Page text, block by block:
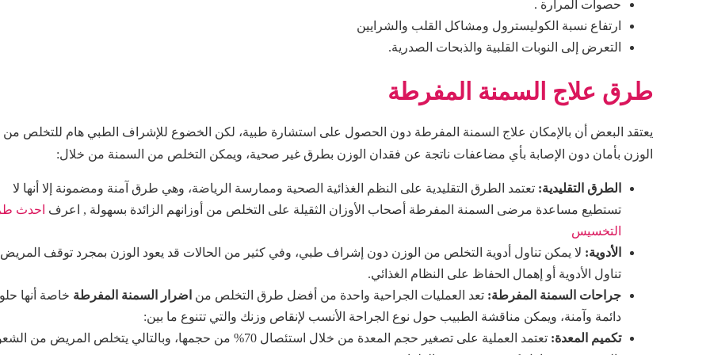
حصوات المرارة .
ارتفاع نسبة الكوليسترول ومشاكل القلب والشرايين
التعرض إلى النوبات القلبية والذبحات الصدرية.
طرق علاج السمنة المفرطة
يعتقد البعض أن بالإمكان علاج السمنة المفرطة دون الحصول على استشارة طبية، لكن الخضوع للإشراف الطبي هام للتخلص من
الوزن بأمان دون الإصابة بأي مضاعفات ناتجة عن فقدان الوزن بطرق غير صحية، ويمكن التخلص من السمنة من خلال:
الطرق التقليدية: تعتمد الطرق التقليدية على النظم الغذائية الصحية وممارسة الرياضة، وهي طرق آمنة ومضمونة إلا أنها لا
تستطيع مساعدة مرضى السمنة المفرطة أصحاب الأوزان الثقيلة على التخلص من أوزانهم الزائدة بسهولة , اعرف احدث
التخسيس
الأدوية: لا يمكن تناول أدوية التخلص من الوزن دون إشراف طبي، وفي كثير من الحالات قد يعود الوزن بمجرد توقف
تناول الأدوية أو إهمال الحفاظ على النظام الغذائي.
جراحات السمنة المفرطة: تعد العمليات الجراحية واحدة من أفضل طرق التخلص من اضرار السمنة المفرطة خاصة أنها
دائمة وآمنة، ويمكن مناقشة الطبيب حول نوع الجراحة الأنسب لإنقاص وزنك والتي تتنوع ما بين:
تكميم المعدة:
تعتمد العملية على تصغير حجم المعدة من خلال استئصال 70% من حجمها، وبالتالي يتخلص المريض من